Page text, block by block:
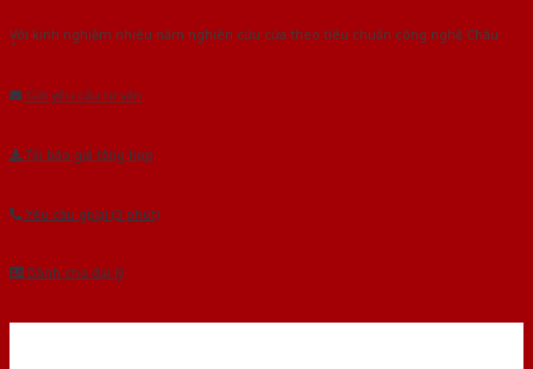
Với kinh nghiệm nhiêu năm nghiên cứu cửa theo tiêu chuẩn công nghệ Châu
Gửi yêu cầu tư vấn
Tải báo giá tổng hợp
Yêu cầu gọi lại (3 phút)
Dành cho đại lý